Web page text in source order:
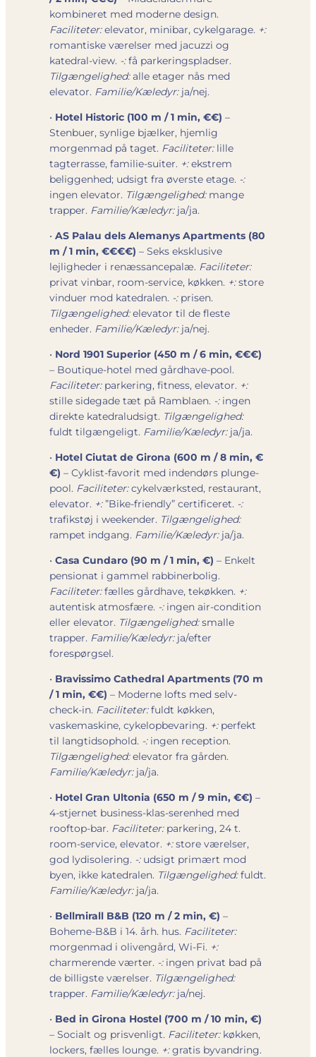
kombineret med moderne design.
Faciliteter:elevator, minibar, cykelgarage. +:
romantiske værelser med jacuzzi og
katedral-view. -:få parkeringspladser.
Tilgængelighed:alle etager nås med
elevator. Familie/Kæledyr:ja/nej.
• Hotel Historic (100 m / 1 min, €€) –
Stenbuer, synlige bjælker, hjemlig
morgenmad på taget. Faciliteter:lille
tagterrasse, familie-suiter. +:ekstrem
beliggenhed; udsigt fra øverste etage. -:
ingen elevator. Tilgængelighed:mange
trapper. Familie/Kæledyr:ja/ja.
• AS Palau dels Alemanys Apartments (80
m / 1 min, €€€€) – Seks eksklusive
lejligheder i renæssancepalæ. Faciliteter:
privat vinbar, room-service, køkken. +:store
vinduer mod katedralen. -:prisen.
Tilgængelighed:elevator til de fleste
enheder. Familie/Kæledyr:ja/nej.
• Nord 1901 Superior (450 m / 6 min, €€€)
– Boutique-hotel med gårdhave-pool.
Faciliteter:parkering, fitness, elevator. +:
stille sidegade tæt på Ramblaen. -:ingen
direkte katedraludsigt. Tilgængelighed:
fuldt tilgængeligt. Familie/Kæledyr:ja/ja.
• Hotel Ciutat de Girona (600 m / 8 min, €
€) – Cyklist-favorit med indendørs plunge-
pool. Faciliteter:cykelværksted, restaurant,
elevator. +:”Bike-friendly” certificeret. -:
trafikstøj i weekender. Tilgængelighed:
rampet indgang. Familie/Kæledyr:ja/ja.
• Casa Cundaro (90 m / 1 min, €) – Enkelt
pensionat i gammel rabbinerbolig.
Faciliteter:fælles gårdhave, tekøkken. +:
autentisk atmosfære. -:ingen air-condition
eller elevator. Tilgængelighed:smalle
trapper. Familie/Kæledyr:ja/efter
forespørgsel.
• Bravissimo Cathedral Apartments (70 m
/ 1 min, €€) – Moderne lofts med selv-
check-in. Faciliteter:fuldt køkken,
vaskemaskine, cykelopbevaring. +:perfekt
til langtidsophold. -:ingen reception.
Tilgængelighed:elevator fra gården.
Familie/Kæledyr:ja/ja.
• Hotel Gran Ultonia (650 m / 9 min, €€) –
4-stjernet business-klas-serenhed med
rooftop-bar. Faciliteter:parkering, 24 t.
room-service, elevator. +:store værelser,
god lydisolering. -:udsigt primært mod
byen, ikke katedralen. Tilgængelighed:fuldt.
Familie/Kæledyr:ja/ja.
• Bellmirall B&B (120 m / 2 min, €) –
Boheme-B&B i 14. årh. hus. Faciliteter:
morgenmad i olivengård, Wi-Fi. +:
charmerende værter. -:ingen privat bad på
de billigste værelser. Tilgængelighed:
trapper. Familie/Kæledyr:ja/nej.
• Bed in Girona Hostel (700 m / 10 min, €)
– Socialt og prisvenligt. Faciliteter:køkken,
lockers, fælles lounge. +:gratis byvandring.